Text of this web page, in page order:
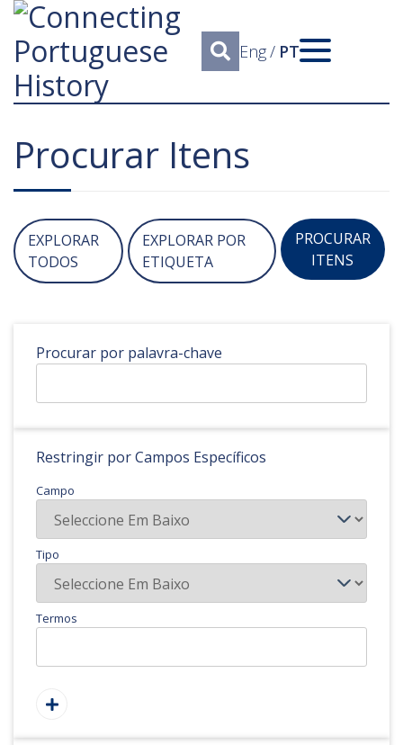
Eng/ PT
Procurar Itens
EXPLORAR
TODOS
EXPLORAR POR
ETIQUETA
PROCURAR
ITENS
Procurar por palavra-chave
Restringir por Campos Específicos
Campo
Tipo
Termos